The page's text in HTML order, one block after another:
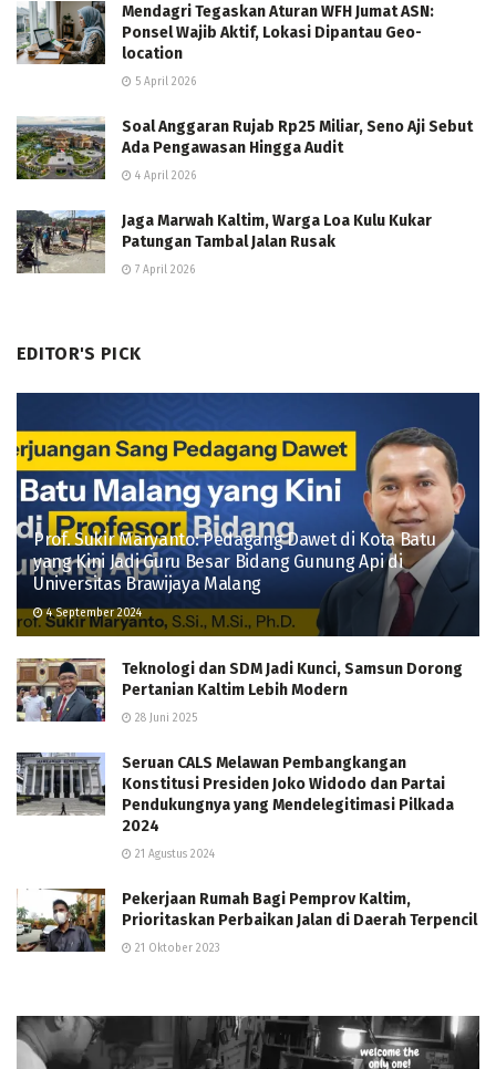
Mendagri Tegaskan Aturan WFH Jumat ASN:
Ponsel Wajib Aktif, Lokasi Dipantau Geo-
location
5 April 2026
Soal Anggaran Rujab Rp25 Miliar, Seno Aji Sebut
Ada Pengawasan Hingga Audit
4 April 2026
Jaga Marwah Kaltim, Warga Loa Kulu Kukar
Patungan Tambal Jalan Rusak
7 April 2026
EDITOR'S PICK
Prof. Sukir Maryanto: Pedagang Dawet di Kota Batu
yang Kini Jadi Guru Besar Bidang Gunung Api di
Universitas Brawijaya Malang
4 September 2024
Teknologi dan SDM Jadi Kunci, Samsun Dorong
Pertanian Kaltim Lebih Modern
28 Juni 2025
Seruan CALS Melawan Pembangkangan
Konstitusi Presiden Joko Widodo dan Partai
Pendukungnya yang Mendelegitimasi Pilkada
2024
21 Agustus 2024
Pekerjaan Rumah Bagi Pemprov Kaltim,
Prioritaskan Perbaikan Jalan di Daerah Terpencil
21 Oktober 2023